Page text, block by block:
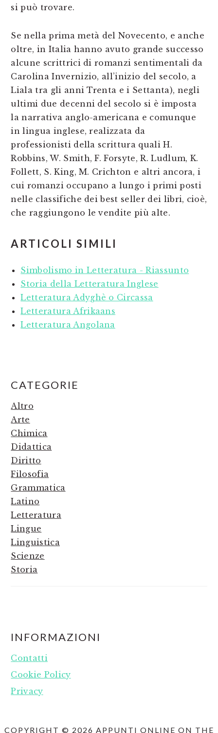
si può trovare.
Se nella prima metà del Novecento, e anche
oltre, in Italia hanno avuto grande successo
alcune scrittrici di romanzi sentimentali da
Carolina Invernizio, all’inizio del secolo, a
Liala tra gli anni Trenta e i Settanta), negli
ultimi due decenni del secolo si è imposta
la narrativa anglo-americana e comunque
in lingua inglese, realizzata da
professionisti della scrittura quali H.
Robbins, W. Smith, F. Forsyte, R. Ludlum, K.
Follett, S. King, M. Crichton e altri ancora, i
cui romanzi occupano a lungo i primi posti
nelle classifiche dei best seller dei libri, cioè,
che raggiungono le vendite più alte.
ARTICOLI SIMILI
Simbolismo in Letteratura - Riassunto
Storia della Letteratura Inglese
Letteratura Adyghè o Circassa
Letteratura Afrikaans
Letteratura Angolana
SIDEBAR
CATEGORIE
Altro
Arte
Chimica
Didattica
Diritto
Filosofia
Grammatica
Latino
Letteratura
Lingue
Linguistica
Scienze
Storia
FOOTER
INFORMAZIONI
Contatti
Cookie Policy
Privacy
COPYRIGHT © 2026 APPUNTI ONLINE ON THE